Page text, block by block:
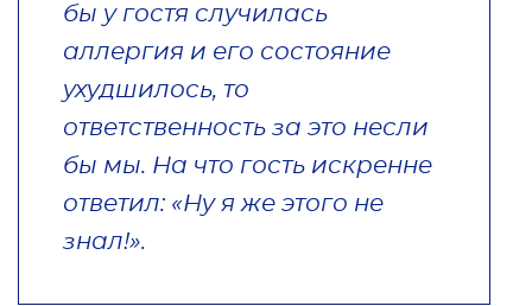
бы у гостя случилась
аллергия и его состояние
ухудшилось, то
ответственность за это несли
бы мы. На что гость искренне
ответил: «Ну я же этого не
знал!».